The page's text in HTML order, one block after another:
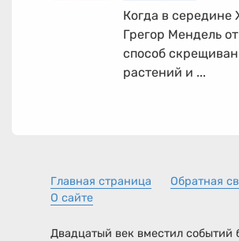
Когда в середине
Грегор Мендель
способ
растений и ...
Главная страница
Обратная
О сайте
Двадцатый век вместил событий